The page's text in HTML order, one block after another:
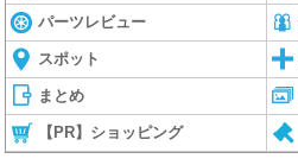
パーツレビュー
スポット
まとめ
【PR】ショッピング